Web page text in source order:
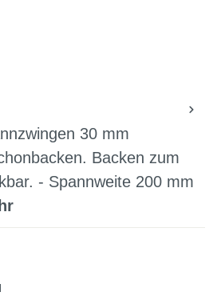
30 mm
Backen zum
- Spannweite 200 mm